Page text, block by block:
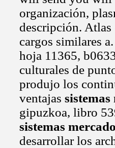
organización,
descripción.
cargos similares
hoja 11365,
culturales de
produjo los
ventajas
gipuzkoa, libro
sistemas
desarrollar los